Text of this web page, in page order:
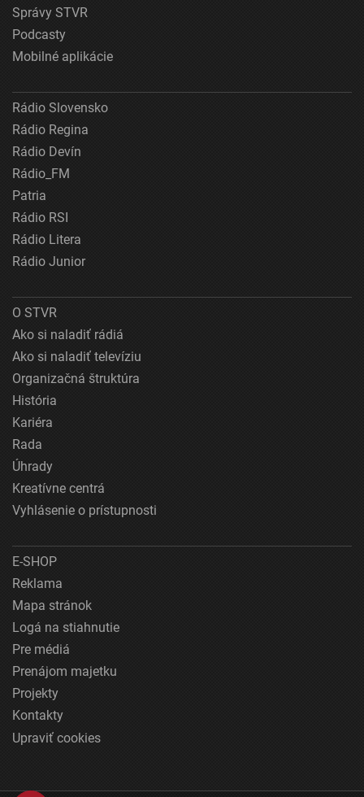
Správy STVR
Podcasty
Mobilné aplikácie
Rádio Slovensko
Rádio Regina
Rádio Devín
Rádio_FM
Patria
Rádio RSI
Rádio Litera
Rádio Junior
O STVR
Ako si naladiť rádiá
Ako si naladiť televíziu
Organizačná štruktúra
História
Kariéra
Rada
Úhrady
Kreatívne centrá
Vyhlásenie o prístupnosti
E-SHOP
Reklama
Mapa stránok
Logá na stiahnutie
Pre médiá
Prenájom majetku
Projekty
Kontakty
Upraviť cookies